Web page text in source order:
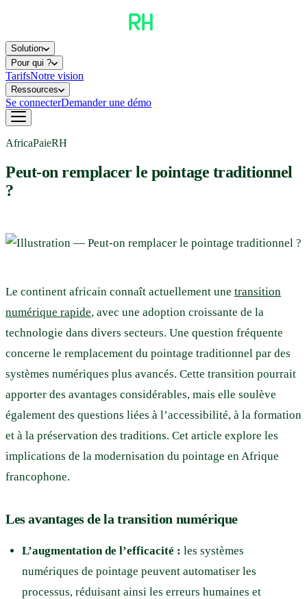
Solution
Pour qui ?
TarifsNotre vision
Ressources
Se connecterDemander une démo
AfricaPaieRH
Peut-on remplacer le pointage traditionnel
?
Le continent africain connaît actuellement une transition
numérique rapide, avec une adoption croissante de la
technologie dans divers secteurs. Une question fréquente
concerne le remplacement du pointage traditionnel par des
systèmes numériques plus avancés. Cette transition pourrait
apporter des avantages considérables, mais elle soulève
également des questions liées à l’accessibilité, à la formation
et à la préservation des traditions. Cet article explore les
implications de la modernisation du pointage en Afrique
francophone.
Les avantages de la transition numérique
L’augmentation de l’efficacité : les systèmes
numériques de pointage peuvent automatiser les
processus, réduisant ainsi les erreurs humaines et